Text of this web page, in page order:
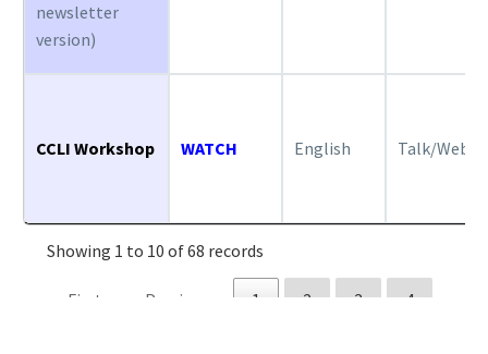
newsletter
version)
CCLI Workshop WATCH English Talk/
Showing 1 to 10 of 68 records
First Previous 1 2 3
4